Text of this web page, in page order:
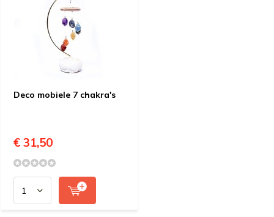
Deco mobiele 7 chakra's
€ 31,50